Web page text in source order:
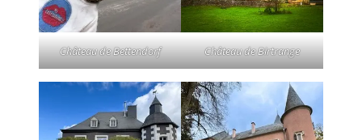
Château de Bettendorf Château de Birtrange